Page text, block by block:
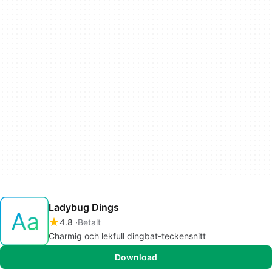
Ladybug Dings
4.8 Betalt
Charmig och lekfull dingbat-teckensnitt
Download